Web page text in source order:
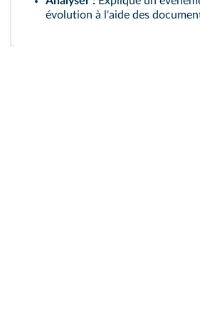
évolution à l'aide des